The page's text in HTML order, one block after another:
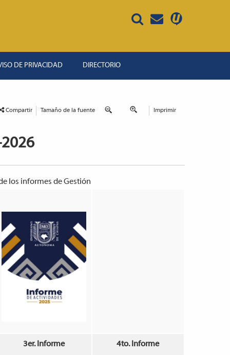
DE PRIVACIDAD DIRECTORIO
Compartir Tamaño de la fuente Imprimir
los informes de Gestión
3er. Informe 4to. Informe